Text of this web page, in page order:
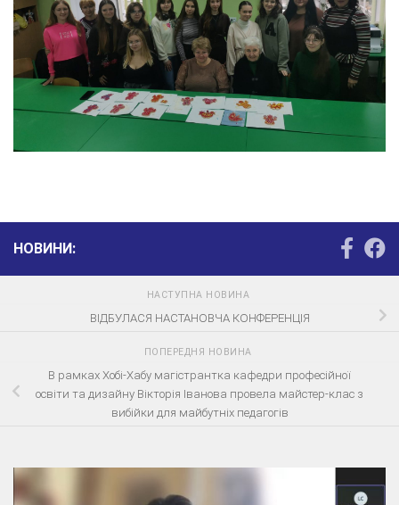
НОВИНИ:
НАСТУПНА НОВИНА
ВІДБУЛАСЯ НАСТАНОВЧА КОНФЕРЕНЦІЯ
ПОПЕРЕДНЯ НОВИНА
В рамках Хобі-Хабу магістрантка кафедри професійної
освіти та дизайну Вікторія Іванова провела майстер-клас з
вибійки для майбутніх педагогів